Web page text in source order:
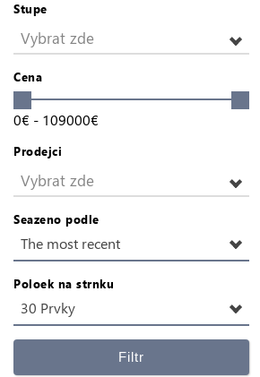
Stupe
Vybrat zde
Cena
0€ - 109000€
Prodejci
Vybrat zde
Seazeno podle
The most recent
Poloek na strnku
30 Prvky
Filtr